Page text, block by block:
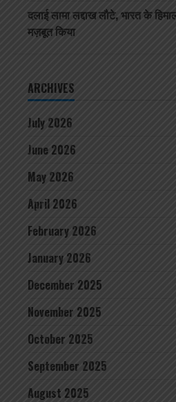
दलाई लामा लद्दाख लौटे, भारत के
मज़बूत किया
ARCHIVES
July 2026
June 2026
May 2026
April 2026
February 2026
January 2026
December 2025
November 2025
October 2025
September 2025
August 2025